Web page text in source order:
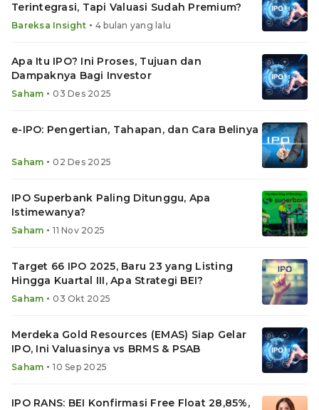
Terintegrasi, Tapi Valuasi Sudah Premium?
Bareksa Insight • 4 bulan yang lalu
Apa Itu IPO? Ini Proses, Tujuan dan
Dampaknya Bagi Investor
Saham • 03 Des 2025
e-IPO: Pengertian, Tahapan, dan Cara Belinya
Saham • 02 Des 2025
IPO Superbank Paling Ditunggu, Apa
Istimewanya?
Saham • 11 Nov 2025
Target 66 IPO 2025, Baru 23 yang Listing
Hingga Kuartal III, Apa Strategi BEI?
Saham • 03 Okt 2025
Merdeka Gold Resources (EMAS) Siap Gelar
IPO, Ini Valuasinya vs BRMS & PSAB
Saham • 10 Sep 2025
IPO RANS: BEI Konfirmasi Free Float 28,85%,